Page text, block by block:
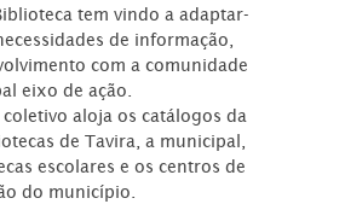
tem vindo a adaptar-
de informação,
com a comunidade
eixo de ação.
aloja os catálogos da
de Tavira, a municipal,
escolares e os centros de
do município.